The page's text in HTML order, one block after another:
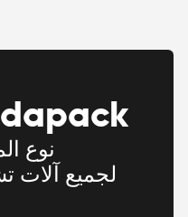
نوع
لجميع آلات